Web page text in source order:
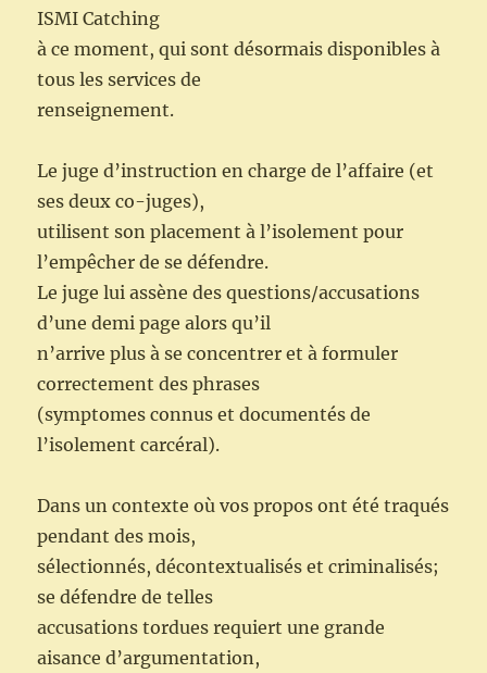
ISMI Catching
à ce moment, qui sont désormais disponibles à
tous les services de
renseignement.
Le juge d’instruction en charge de l’affaire (et
ses deux co-juges),
utilisent son placement à l’isolement pour
l’empêcher de se défendre.
Le juge lui assène des questions/accusations
d’une demi page alors qu’il
n’arrive plus à se concentrer et à formuler
correctement des phrases
(symptomes connus et documentés de
l’isolement carcéral).
Dans un contexte où vos propos ont été traqués
pendant des mois,
sélectionnés, décontextualisés et criminalisés;
se défendre de telles
accusations tordues requiert une grande
aisance d’argumentation,